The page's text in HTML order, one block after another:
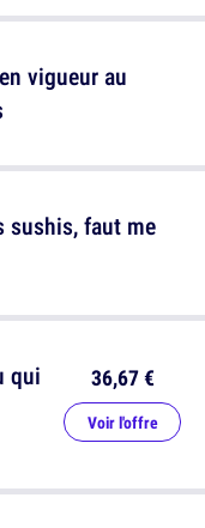
sushis, faut me
vigueur au
qui
36,67 €
Voir l'offre